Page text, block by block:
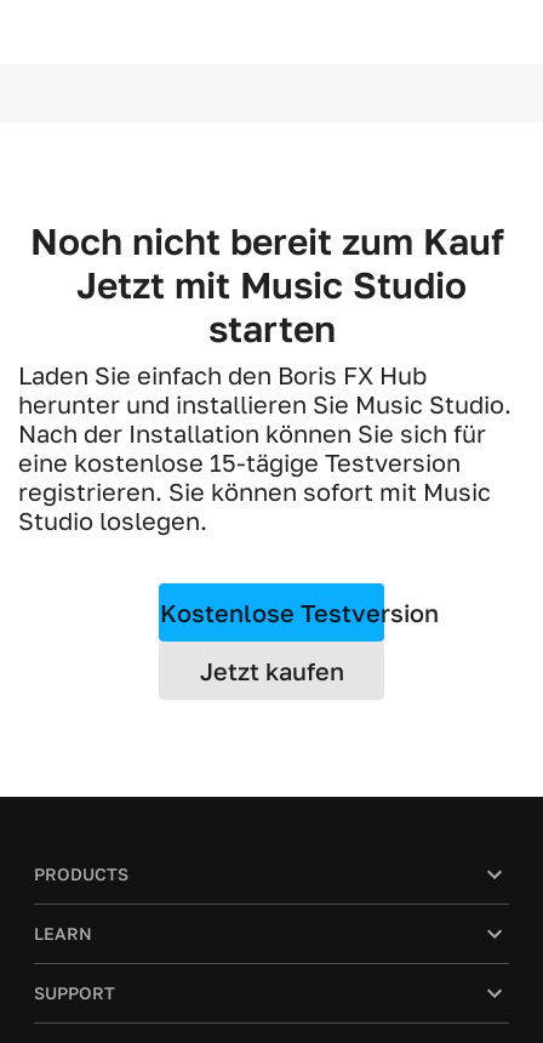
Noch nicht bereit zum Kauf
Jetzt mit Music Studio
starten
Laden Sie einfach den Boris FX Hub
herunter und installieren Sie Music Studio.
Nach der Installation können Sie sich für
eine kostenlose 15-tägige Testversion
registrieren. Sie können sofort mit Music
Studio loslegen.
Kostenlose Testversion
Jetzt kaufen
PRODUCTS
LEARN
SUPPORT